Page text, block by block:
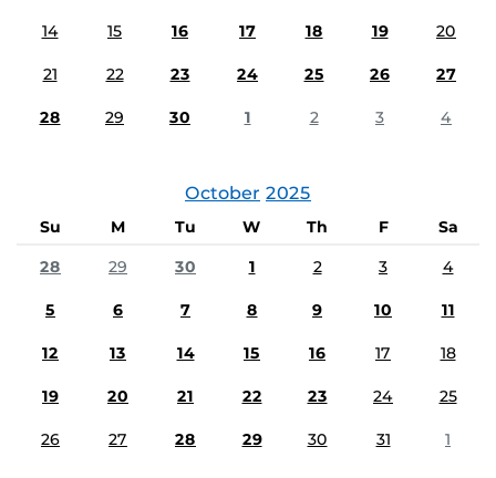
14 15 16 17 18 19 20
21 22 23 24 25 26 27
28 29 30 1 2 3 4
October 2025
Su M Tu W Th F
Sa
28
29 30 1 2 3 4
5 6 7 8 9 10 11
12 13 14 15 16 17 18
19 20 21 22 23 24 25
26 27 28 29 30 31 1